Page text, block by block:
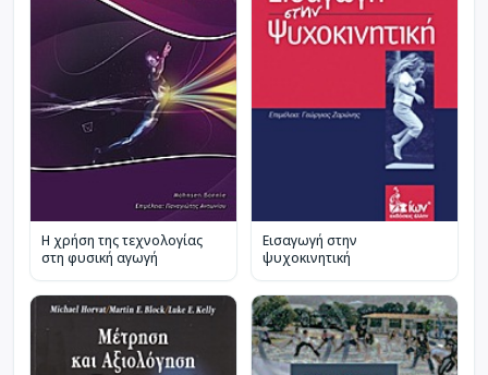
Η χρήση της τεχνολογίας
στη φυσική αγωγή
Εισαγωγή στην
ψυχοκινητική